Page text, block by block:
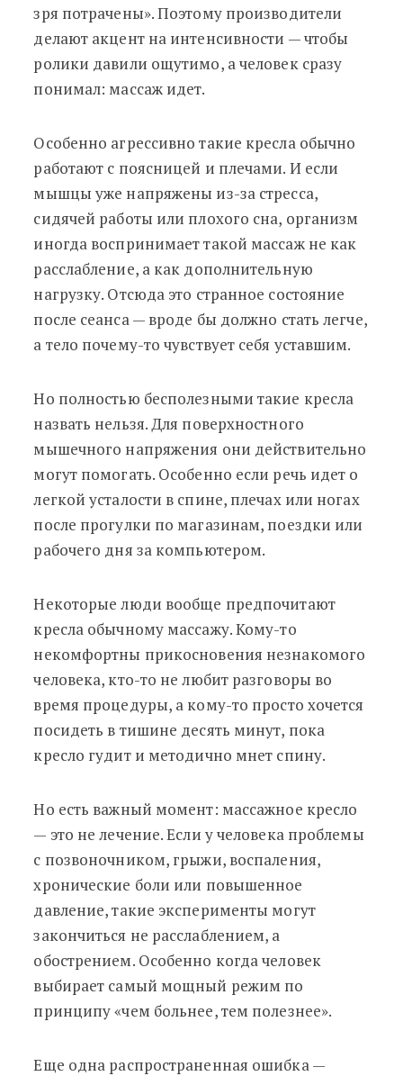
зря потрачены». Поэтому производители
делают акцент на интенсивности — чтобы
ролики давили ощутимо, а человек сразу
понимал: массаж идет.
Особенно агрессивно такие кресла обычно
работают с поясницей и плечами. И если
мышцы уже напряжены из-за стресса,
сидячей работы или плохого сна, организм
иногда воспринимает такой массаж не как
расслабление, а как дополнительную
нагрузку. Отсюда это странное состояние
после сеанса — вроде бы должно стать легче,
а тело почему-то чувствует себя уставшим.
Но полностью бесполезными такие кресла
назвать нельзя. Для поверхностного
мышечного напряжения они действительно
могут помогать. Особенно если речь идет о
легкой усталости в спине, плечах или ногах
после прогулки по магазинам, поездки или
рабочего дня за компьютером.
Некоторые люди вообще предпочитают
кресла обычному массажу. Кому-то
некомфортны прикосновения незнакомого
человека, кто-то не любит разговоры во
время процедуры, а кому-то просто хочется
посидеть в тишине десять минут, пока
кресло гудит и методично мнет спину.
Но есть важный момент: массажное кресло
— это не лечение. Если у человека проблемы
с позвоночником, грыжи, воспаления,
хронические боли или повышенное
давление, такие эксперименты могут
закончиться не расслаблением, а
обострением. Особенно когда человек
выбирает самый мощный режим по
принципу «чем больнее, тем полезнее».
Еще одна распространенная ошибка —